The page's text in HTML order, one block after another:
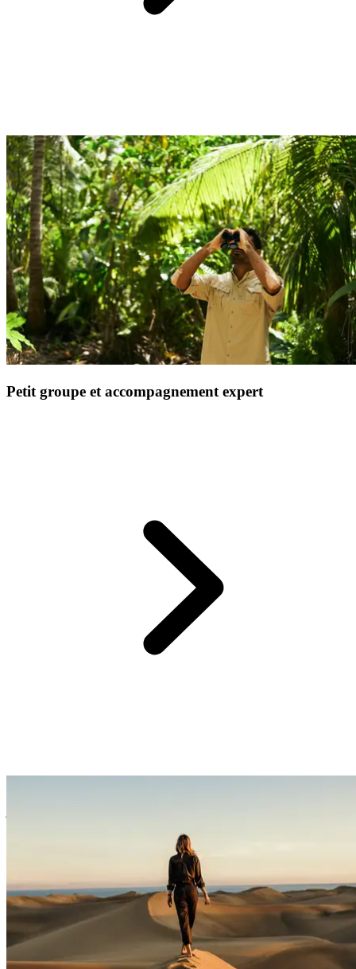
Profitez d'une sélection d'adresses raffinées et traditionnelles pour un
circuit complètement immergé.
Petit groupe et accompagnement expert